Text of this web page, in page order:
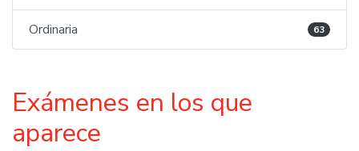
Ordinaria 63
Exámenes en los que
aparece